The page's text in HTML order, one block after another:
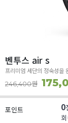
벤투스 air s
프리미엄 세단의 정숙성을
246,400원
포인트 0